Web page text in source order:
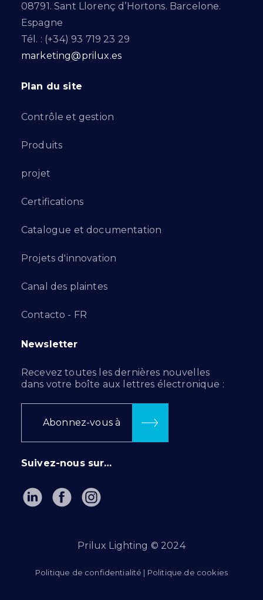
08791. Sant Llorenç d’Hortons. Barcelone.
Espagne
Tél. : (+34) 93 719 23 29
marketing@prilux.es
Plan du site
Contrôle et gestion
Produits
projet
Certifications
Catalogue et documentation
Projets d'innovation
Canal des plaintes
Contacto - FR
Newsletter
Recevez toutes les dernières nouvelles
dans votre boîte aux lettres électronique :
Abonnez-vous à
Suivez-nous sur…
Prilux Lighting © 2024
Politique de confidentialité | Politique de cookies